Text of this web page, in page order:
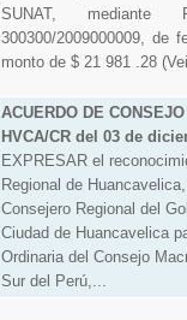
SUNAT, mediante
300300/2009000009, de
monto de $ 21 981 .28
ACUERDO DE
HVCA/CR del 03 de
EXPRESAR el
Regional de
Consejero Regional del
Ciudad de Huancavelica
Ordinaria del Consejo
Sur del Perú,...